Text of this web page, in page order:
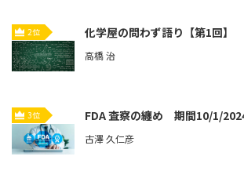
2位 化学屋の問わず語り【第1回】
高橋 治
3位 FDA 査察の纏め 期間10/1/
古澤 久仁彦